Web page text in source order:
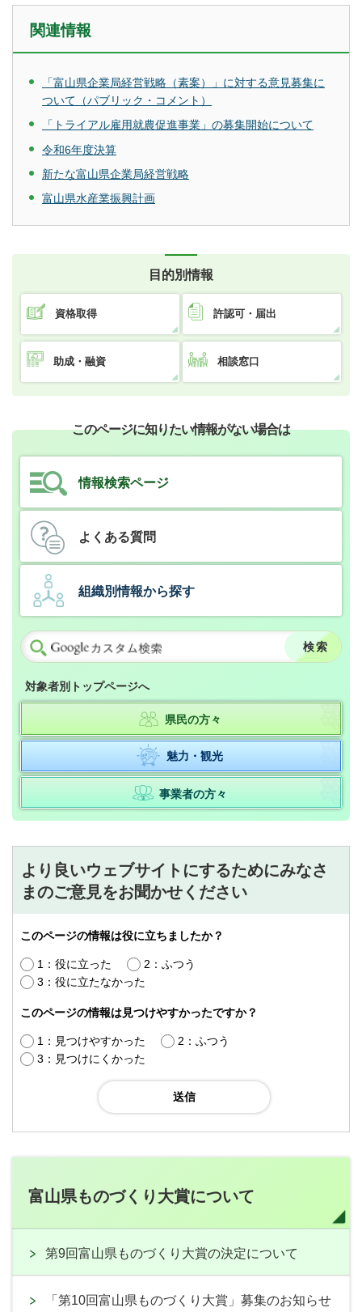
関連情報
「富山県企業局経営戦略（素案）」に対する意見募集に
ついて（パブリック・コメント）
「トライアル雇用就農促進事業」の募集開始について
令和6年度決算
新たな富山県企業局経営戦略
富山県水産業振興計画
目的別情報
資格取得 許認可・届出
助成・融資 相談窓口
このページに知りたい情報がない場合は
情報検索ページ
よくある質問
組織別情報から探す
対象者別トップページへ
県民の方々
魅力・観光
事業者の方々
より良いウェブサイトにするためにみなさ
まのご意見をお聞かせください
このページの情報は役に立ちましたか？
1：役に立った
2：ふつう
3：役に立たなかった
このページの情報は見つけやすかったですか？
1：見つけやすかった
2：ふつう
3：見つけにくかった
富山県ものづくり大賞について
第9回富山県ものづくり大賞の決定について
「第10回富山県ものづくり大賞」募集のお知らせ